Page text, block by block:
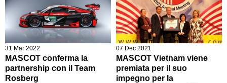
31 Mar 2022
MASCOT conferma la
partnership con il Team
Rosberg
07 Dec 2021
MASCOT Vietnam viene
premiata per il suo
impegno per la